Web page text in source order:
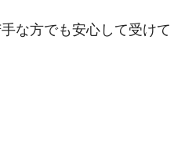
な方でも安心して受けて